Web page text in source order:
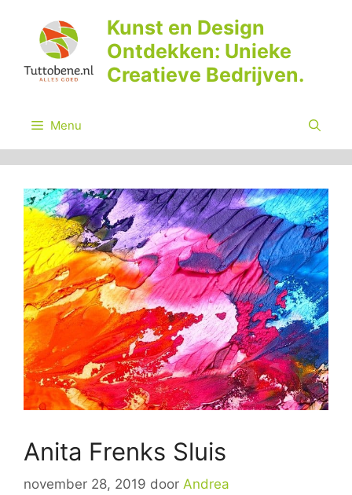
inhoud
Kunst en Design
Ontdekken: Unieke
Creatieve Bedrijven.
Menu
Anita Frenks Sluis
november 28, 2019 door Andrea